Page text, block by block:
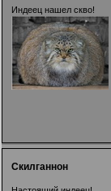
Индеец нашел скво!
Скилганнон